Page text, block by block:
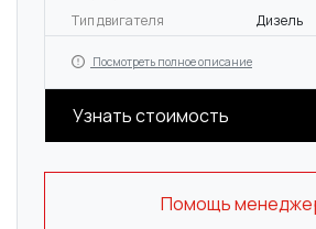
Тип двигателя
Дизель
Посмотреть полное описание
Узнать стоимость
Помощь